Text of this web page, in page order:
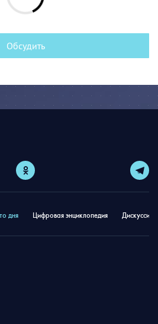
Обсудить
дня Цифровая энциклопедия